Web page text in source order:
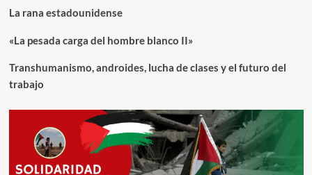
La rana estadounidense
«La pesada carga del hombre blanco II»
Transhumanismo, androides, lucha de clases y el futuro del
trabajo